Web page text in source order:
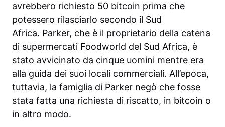
avrebbero richiesto 50 bitcoin prima che
potessero rilasciarlo secondo il Sud
Africa. Parker, che è il proprietario della catena
di supermercati Foodworld del Sud Africa, è
stato avvicinato da cinque uomini mentre era
alla guida dei suoi locali commerciali. All’epoca,
tuttavia, la famiglia di Parker negò che fosse
stata fatta una richiesta di riscatto, in bitcoin o
in altro modo.